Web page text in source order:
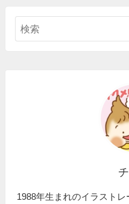
1988年生まれのイラストレ